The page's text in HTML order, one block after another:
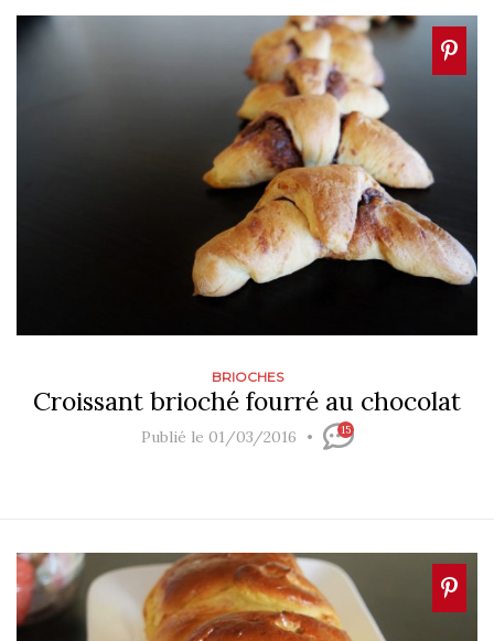
BRIOCHES
Croissant brioché fourré au chocolat
Publié le 01/03/2016 15